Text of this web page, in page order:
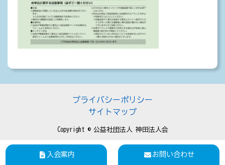
入会案内 お問い合わせ
プライバシーポリシー
サイトマップ
Copyright © 公益社団法人 神田法人会